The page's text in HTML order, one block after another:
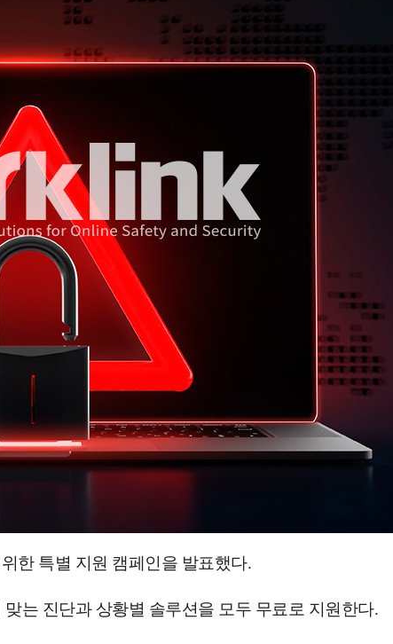
한 특별 지원 캠페인을 발표했다.
는 진단과 상황별 솔루션을 모두 무료로 지원한다.